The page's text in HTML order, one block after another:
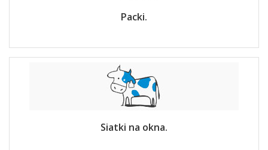
Packi.
Siatki na okna.